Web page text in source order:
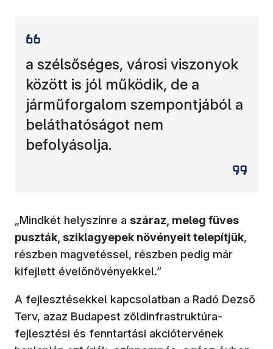
a szélsőséges, városi viszonyok
között is jól működik, de a
járműforgalom szempontjából a
beláthatóságot nem
befolyásolja.
„Mindkét helyszínre a száraz, meleg füves
puszták, sziklagyepek növényeit telepítjük,
részben magvetéssel, részben pedig már
kifejlett évelőnövényekkel.”
A fejlesztésekkel kapcsolatban a Radó Dezső
Terv, azaz Budapest zöldinfrastruktúra-
fejlesztési és fenntartási akciótervének